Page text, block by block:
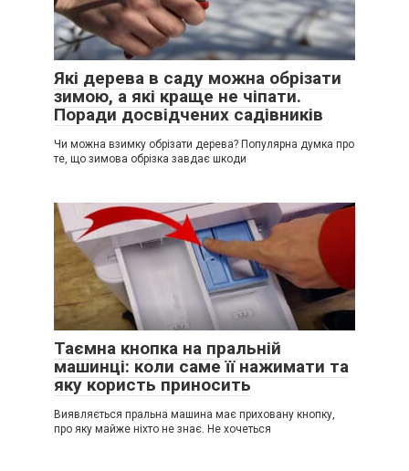
Які дерева в саду можна обрізати
зимою, а які краще не чіпати.
Поради досвідчених садівників
Чи можна взимку обрізати дерева? Популярна думка про
те, що зимова обрізка завдає шкоди
Таємна кнопка на пральній
машинці: коли саме її нажимати та
яку користь приносить
Виявляється пральна машина має приховану кнопку,
про яку майже ніхто не знає. Не хочеться